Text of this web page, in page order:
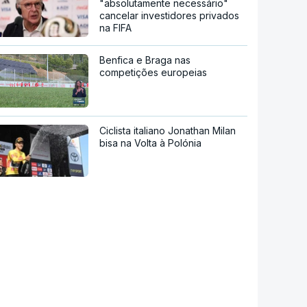
"absolutamente necessário"
cancelar investidores privados
na FIFA
Benfica e Braga nas
competições europeias
Ciclista italiano Jonathan Milan
bisa na Volta à Polónia